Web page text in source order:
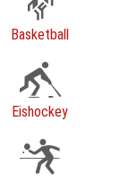
Basketball
Eishockey